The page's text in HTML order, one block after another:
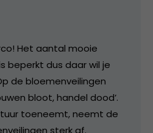
Het aantal mooie
beperkt dus daar wil je
de bloemenveilingen
bloot, handel dood’.
toeneemt, neemt de
sterk af.